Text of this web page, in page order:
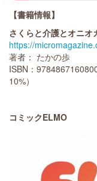
【書籍情報】
さくらと介護とオニオ
https://
著者： たかの歩
ISBN：
10%）
コミックELMO